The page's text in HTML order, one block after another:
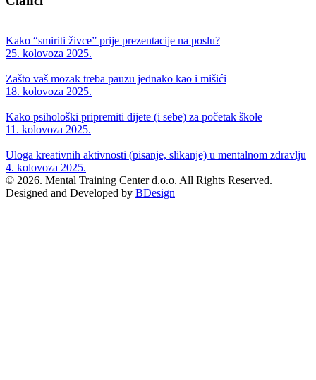
Kako “smiriti živce” prije prezentacije na poslu?
25. kolovoza 2025.
Zašto vaš mozak treba pauzu jednako kao i mišići
18. kolovoza 2025.
Kako psihološki pripremiti dijete (i sebe) za početak škole
11. kolovoza 2025.
Uloga kreativnih aktivnosti (pisanje, slikanje) u mentalnom zdravlju
4. kolovoza 2025.
© 2026. Mental Training Center d.o.o. All Rights Reserved.
Designed and Developed by BDesign